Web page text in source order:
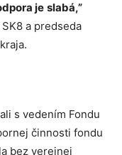
je slabá,”
a predseda
s vedením Fondu
činnosti fondu
bez verejnej